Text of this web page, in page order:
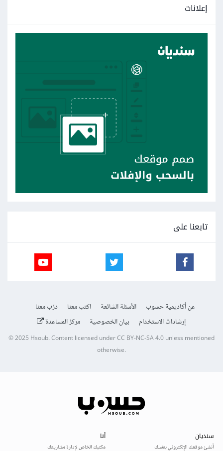
إعلانات
تابعنا على
عن أكاديمية حسوب الأسئلة الشائعة اكتب معنا
درّب معنا
إرشادات الاستخدام
بيان الخصوصية مركز المساعدة
© 2025Hsoub.Content licensed underCC BY-NC-SA 4.0unless mentioned
otherwise.